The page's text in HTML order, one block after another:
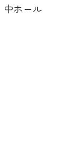
中ホール